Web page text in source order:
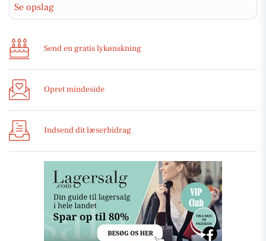
Se opslag
Send en gratis lykønskning
Opret mindeside
Indsend dit læserbidrag